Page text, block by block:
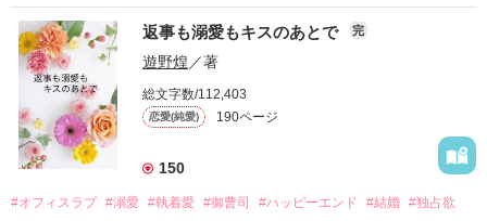
『責任をとる、結婚しよう』と真っ直ぐに告げてきた。
戸惑う美桜とは裏腹に、好きという気持ちを隠すことなく
甘やかしてくる。
そんなある日、哲平は美桜がストーカー被害に
遭っていることを知る。
美桜を守るため、哲平は同居を提案してきて――。
夏木美桜(なつきみお)
おかしな噂を流されて前の職場でうまくいかなかった梅田美
桜は、海外で傷心旅行をしていたところ、日本人美青年と出会
い、酒の勢いもあり一夜限りの関係となる。
帰国後、美桜は新しい職場でワンナイトした美青年と再会。
なんと彼の正体は、とある財閥御曹司にも関わらず、一族を離
れて起業した新進気鋭の実業家、社内でも冷徹だと評判な社長
――御影恭司その人だったのだ――！
なぜか恭司から飼い猫の世話係を命じられた美桜は、猫の世
の関係となってしまい――？
返事も溺愛もキスのあとで 完
遊野煌／著
総文字数/112,403
恋愛(純愛) 190ページ
150
#オフィスラブ #溺愛 #執着愛 #御曹司 #ハッピーエンド #結婚 #独占欲